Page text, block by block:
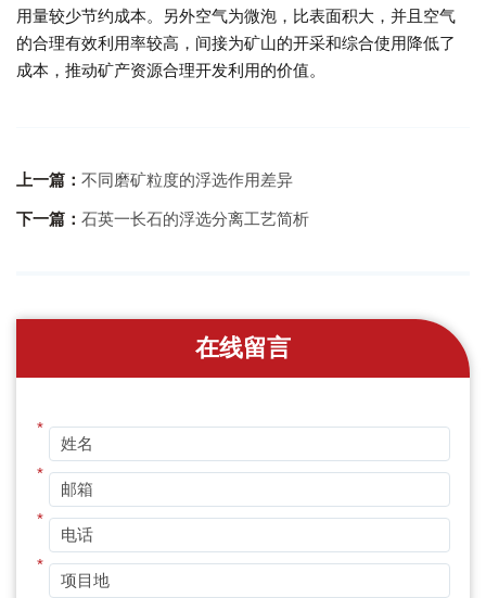
用量较少节约成本。另外空气为微泡，比表面积大，并且空气
的合理有效利用率较高，间接为矿山的开采和综合使用降低了
成本，推动矿产资源合理开发利用的价值。
上一篇： 不同磨矿粒度的浮选作用差异
下一篇： 石英一长石的浮选分离工艺简析
在线留言
*
*
*
*